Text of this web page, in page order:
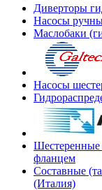
Диверторы
Насосы
Маслобаки
Насосы
Шестеренные
фланцем
Составные
(Италия)